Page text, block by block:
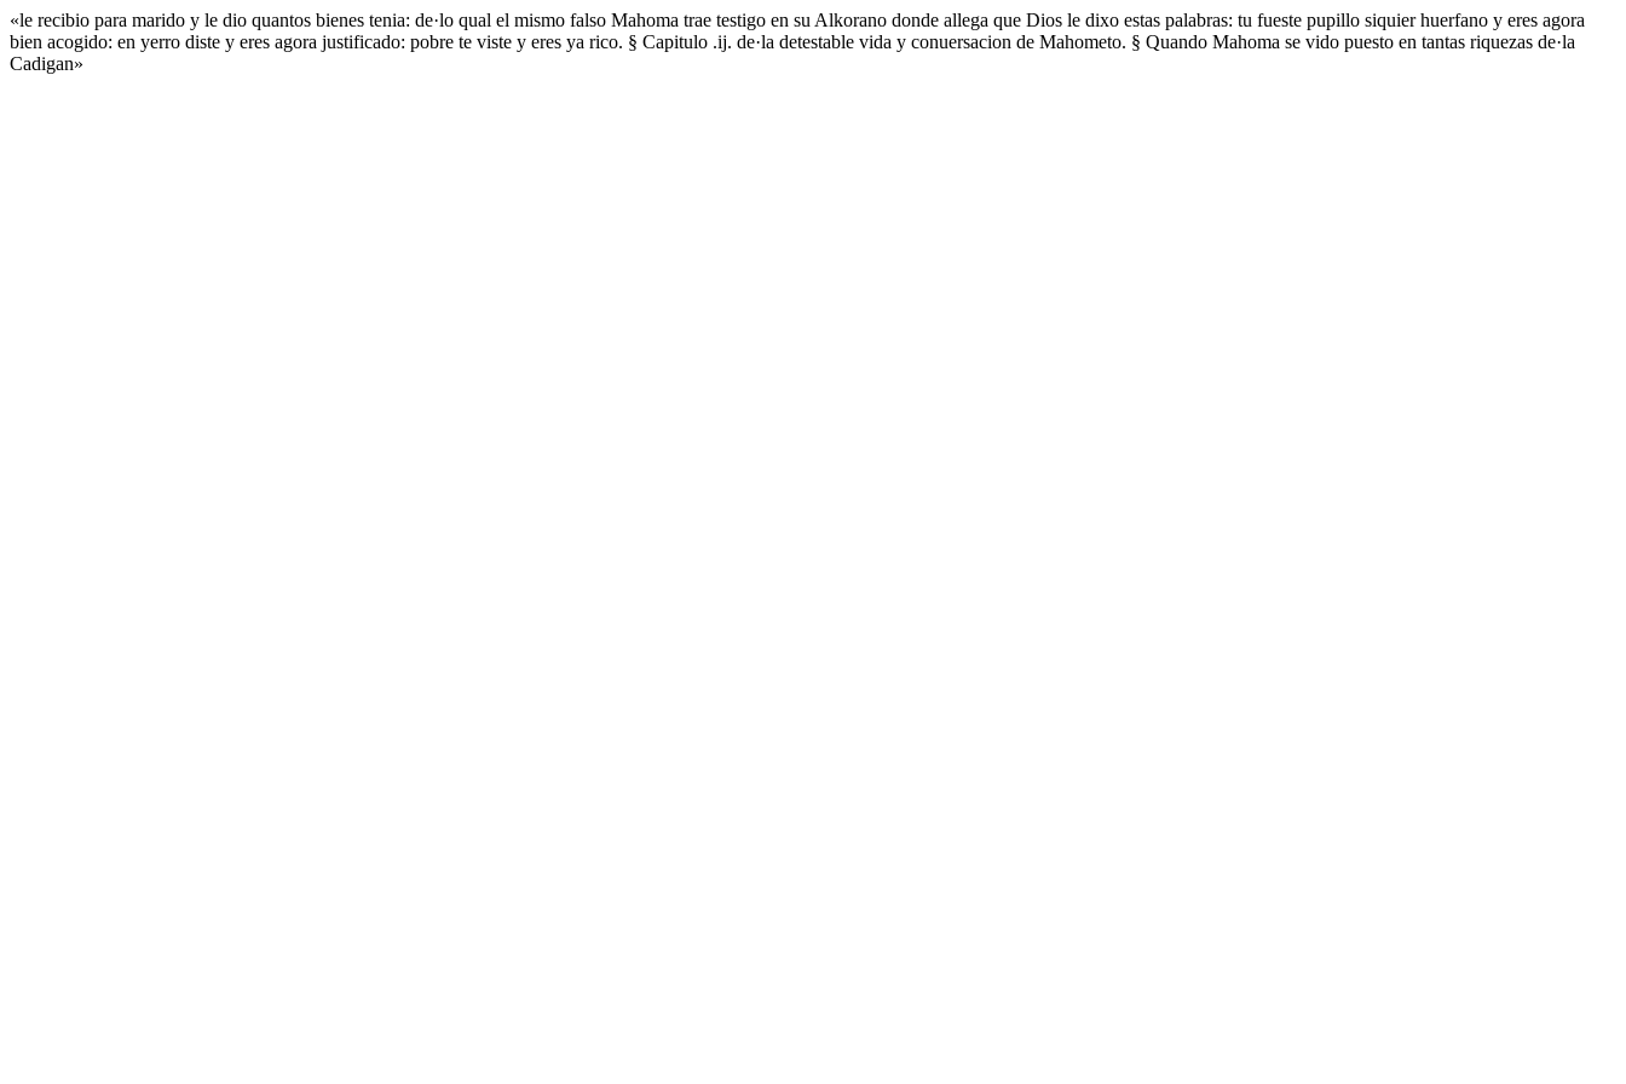
«le recibio para marido y le dio quantos bienes tenia: de·lo qual el mismo falso Mahoma trae testigo en su Alkorano donde allega que Dios le dixo estas palabras: tu fueste pupillo siquier huerfano y eres agora
bien acogido: en yerro diste y eres agora justificado: pobre te viste y eres ya rico. § Capitulo .ij. de·la detestable vida y conuersacion de Mahometo. § Quando Mahoma se vido puesto en tantas riquezas de·la
Cadigan»